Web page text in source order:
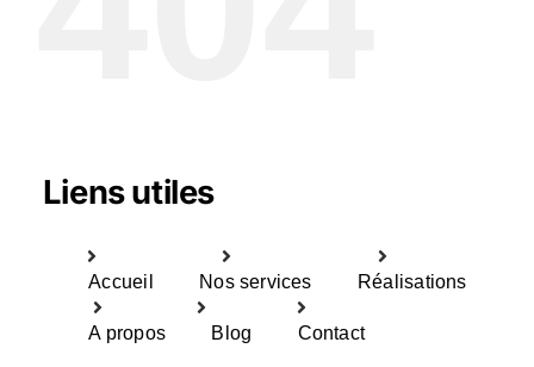
Liens utiles
Accueil Nos services Réalisations
A propos Blog Contact